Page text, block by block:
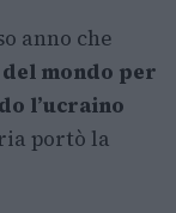
anno che
mondo per
l’ucraino
portò la